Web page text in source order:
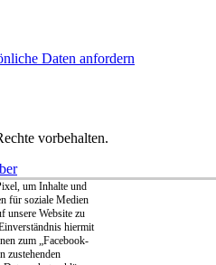
Daten anfordern
vorbehalten.
um Inhalte und
für soziale Medien
unsere Website zu
hiermit
zum „Facebook-
zustehenden